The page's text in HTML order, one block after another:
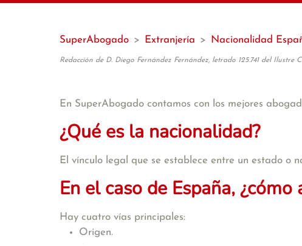
SuperAbogado > Extranjería > Nacionalidad
Redacción de D. Diego Fernández Fernández, letrado 125.741 del Ilustre
En SuperAbogado contamos con los mejores
¿Qué es la nacionalidad?
El vínculo legal que se establece entre un estado o
En el caso de España,
Hay cuatro vías principales:
Origen.